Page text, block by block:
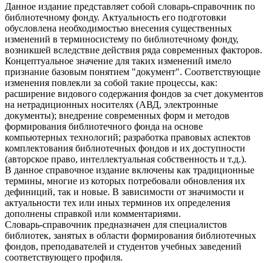
Данное издание представляет собой словарь-справочник по
библиотечному фонду. Актуальность его подготовки
обусловлена необходимостью внесения существенных
изменений в терминосистему по библиотечному фонду,
возникшей вследствие действия ряда современных факторов.
Концептуальное значение для таких изменений имело
признание базовым понятием "документ". Соответствующие
изменения повлекли за собой такие процессы, как:
расширение видового содержания фондов за счет документов
на нетрадиционных носителях (АВД, электронные
документы); внедрение современных форм и методов
формирования библиотечного фонда на основе
компьютерных технологий; разработка правовых аспектов
комплектования библиотечных фондов и их доступности
(авторское право, интеллектуальная собственность и т.д.).
В данное справочное издание включены как традиционные
термины, многие из которых потребовали обновления их
дефиниций, так и новые. В зависимости от значимости и
актуальности тех или иных терминов их определения
дополнены справкой или комментариями.
Словарь-справочник предназначен для специалистов
библиотек, занятых в области формирования библиотечных
фондов, преподавателей и студентов учебных заведений
соответствующего профиля.